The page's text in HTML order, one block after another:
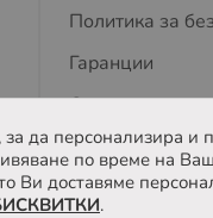
Политика за
Гаранции
Съвети за
Отзиви
за да персонализира
по време на
Ви доставяме
.